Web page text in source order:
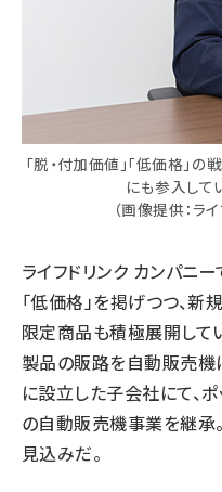
「脱・付加価値」「低価格」
にも参入して
（画像提供：ラ
ライフドリンク カンパニー
「低価格」を掲げつつ、
限定商品も積極展開して
製品の販路を自動販売機
に設立した子会社にて、
の自動販売機事業を継承
見込みだ。